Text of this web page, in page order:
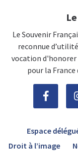
Le Souvenir
reconnue
vocation d'honorer
pour la
Espace
Droit à l’image